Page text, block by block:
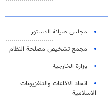
مجلس صيانة الدستور
مجمع تشخيص مصلحة النظام
وزارة الخارجية
اتحاد الاذاعات والتلفزيونات
الاسلامية